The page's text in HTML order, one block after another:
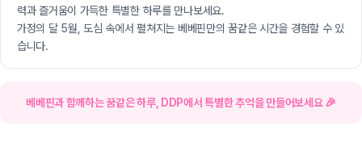
력과 즐거움이 가득한 특별한 하루를 만나보세요.
가정의 달 5월, 도심 속에서 펼쳐지는 베베핀만의 꿈같은 시간을 경험할 수 있
습니다.
베베핀과 함께하는 꿈같은 하루, DDP에서 특별한 추억을 만들어보세요 🎉